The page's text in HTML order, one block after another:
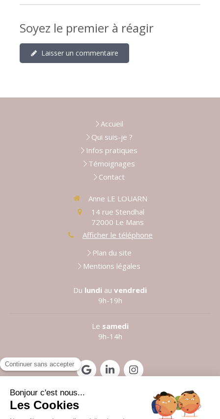
Soyez le premier à réagir
Laisser un commentaire
Accueil
Qui suis-je ?
Infos pratiques
Témoignages
Contact
Anne LE LOUARN
14 rue Stendhal
72000 Le Mans
Afficher le téléphone
Plan du site
Mentions légales
Du lundi au vendredi
9h-19h
Le samedi
9h-14h
Prendre rendez-vous